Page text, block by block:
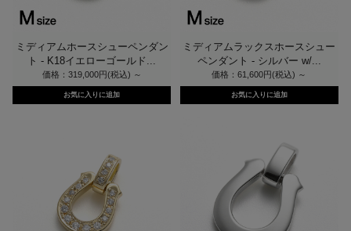
ミディアムホースシューペンダン
ト - K18イエローゴールド...
価格：319,000円(税込) ～
ミディアムラックスホースシュー
ペンダント - シルバー w/...
価格：61,600円(税込) ～